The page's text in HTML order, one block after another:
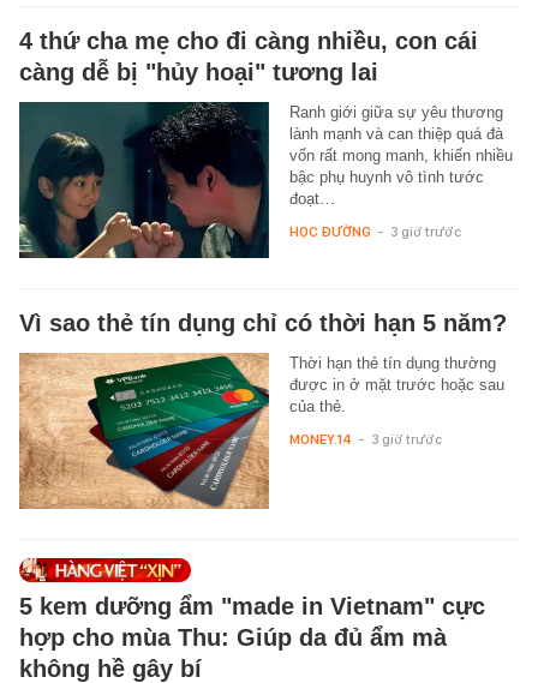
4 thứ cha mẹ cho đi càng nhiều, con cái
càng dễ bị "hủy hoại" tương lai
Ranh giới giữa sự yêu thương
lành mạnh và can thiệp quá đà
vốn rất mong manh, khiến nhiều
bậc phụ huynh vô tình tước
đoạt…
HỌC ĐƯỜNG - 3 giờ trước
Vì sao thẻ tín dụng chỉ có thời hạn 5 năm?
Thời hạn thẻ tín dụng thường
được in ở mặt trước hoặc sau
của thẻ.
MONEY.14 - 3 giờ trước
5 kem dưỡng ẩm "made in Vietnam" cực
hợp cho mùa Thu: Giúp da đủ ẩm mà
không hề gây bí